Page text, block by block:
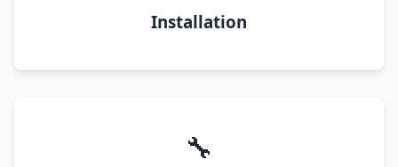
Installation
🔧